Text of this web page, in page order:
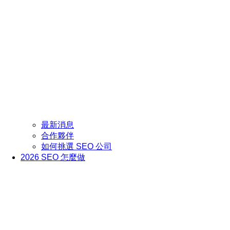
最新消息
合作夥伴
如何挑選 SEO 公司
2026 SEO 怎麼做